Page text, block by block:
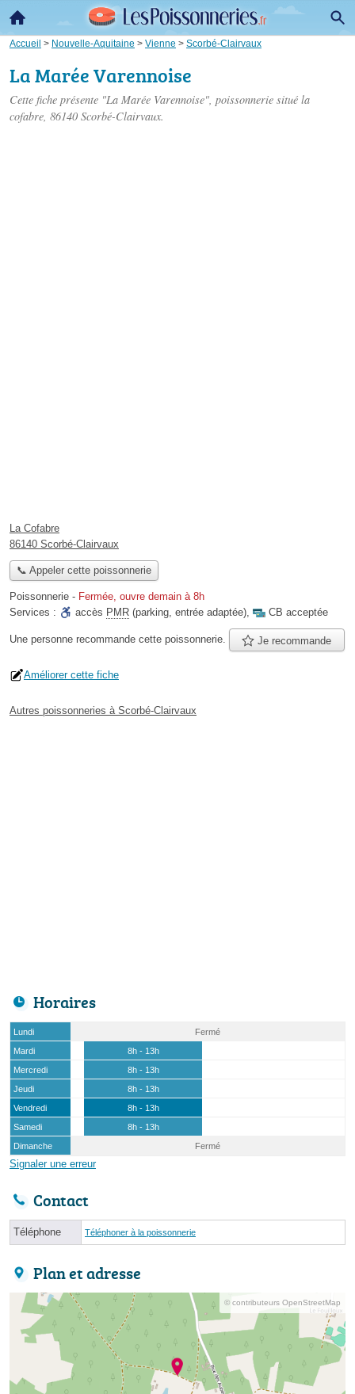
Accueil > Nouvelle-Aquitaine > Vienne > Scorbé-Clairvaux
La Marée Varennoise
Cette fiche présente "La Marée Varennoise", poissonnerie situé la
cofabre, 86140 Scorbé-Clairvaux.
La Cofabre
86140 Scorbé-Clairvaux
📞 Appeler cette poissonnerie
Poissonnerie - Fermée, ouvre demain à 8h
Services :
accès PMR (parking, entrée adaptée), CB acceptée
Une personne recommande cette poissonnerie. Je recommande
Améliorer cette fiche
Autres poissonneries à Scorbé-Clairvaux
Horaires
Lundi
Fermé
Mardi
8h - 13h
Mercredi
8h - 13h
Jeudi
8h - 13h
Vendredi
8h - 13h
Samedi
8h - 13h
Dimanche
Fermé
Signaler une erreur
Contact
Téléphone Téléphoner à la poissonnerie
Plan et adresse
© contributeurs OpenStreetMap